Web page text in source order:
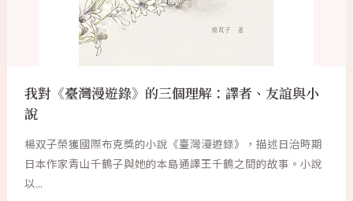
我對《臺灣漫遊錄》的三個理解：譯者、友誼與小
說
楊双子榮獲國際布克獎的小說《臺灣漫遊錄》，描述日治時期
日本作家青山千鶴子與她的本島通譯王千鶴之間的故事。小說
以...